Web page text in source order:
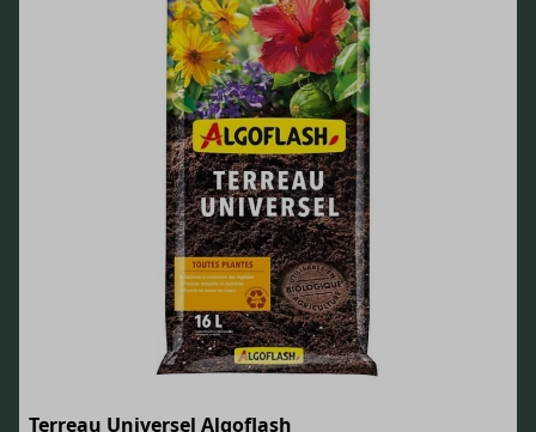
Terreau Universel Algoflash